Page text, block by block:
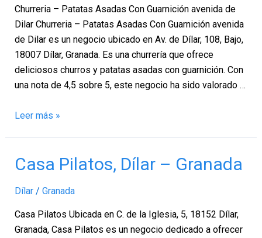
Churreria – Patatas Asadas Con Guarnición avenida de
Dilar Churreria – Patatas Asadas Con Guarnición avenida
de Dilar es un negocio ubicado en Av. de Dílar, 108, Bajo,
18007 Dílar, Granada. Es una churrería que ofrece
deliciosos churros y patatas asadas con guarnición. Con
una nota de 4,5 sobre 5, este negocio ha sido valorado …
de
Dilar,
Dílar
–
Granada
Leer más »
Casa Pilatos, Dílar – Granada
Dílar/ Granada
Casa Pilatos Ubicada en C. de la Iglesia, 5, 18152 Dílar,
Granada, Casa Pilatos es un negocio dedicado a ofrecer
Casa
Pilatos,
Dílar
Granada